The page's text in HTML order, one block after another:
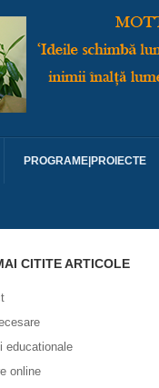
PROGRAME|PROIECTE
CITITE ARTICOLE
educationale
online